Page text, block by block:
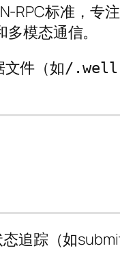
RPC标准，专
模态通信。
文件（如/
追踪（如